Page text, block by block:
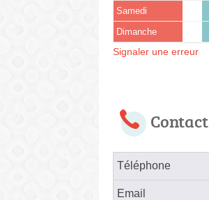
Samedi
Dimanche
Signaler une erreur
Contact
Téléphone
Email